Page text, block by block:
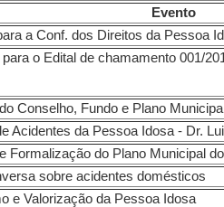
Evento
a Conf. dos Direitos da
o Edital de chamamento 001/
Conselho, Fundo e Plano
Acidentes da Pessoa Idosa - Dr.
Formalização do Plano Municipal
sobre acidentes domésticos
e Valorização da Pessoa Idosa